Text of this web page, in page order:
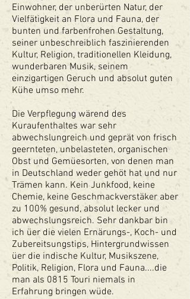
Einwohner, der unberürten Natur, der
Vielfätigkeit an Flora und Fauna, der
bunten und farbenfrohen Gestaltung,
seiner unbeschreiblich faszinierenden
Kultur, Religion, traditionellen Kleidung,
wunderbaren Musik, seinem
einzigartigen Geruch und absolut guten
Kühe umso mehr.
Die Verpflegung wärend des
Kuraufenthaltes war sehr
abwechslungreich und geprät von frisch
geernteten, unbelasteten, organischen
Obst und Gemüesorten, von denen man
in Deutschland weder gehöt hat und nur
Trämen kann. Kein Junkfood, keine
Chemie, keine Geschmackverstäker aber
zu 100% gesund, absolut lecker und
abwechslungsreich. Sehr dankbar bin
ich üer die vielen Ernärungs-, Koch- und
Zubereitsungstips, Hintergrundwissen
üer die indische Kultur, Musikszene,
Politik, Religion, Flora und Fauna....die
man als 0815 Touri niemals in
Erfahrung bringen wüde.